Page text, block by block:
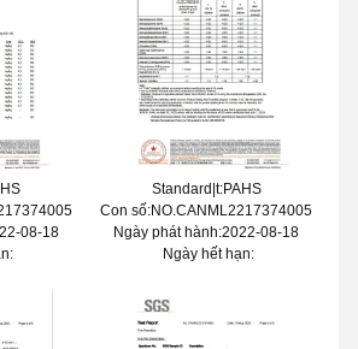
08-18
Standard|t:PAHS
Con số:NO.CANML2217374005
Ngày phát hành:2022-08-18
Ngày hết hạn: